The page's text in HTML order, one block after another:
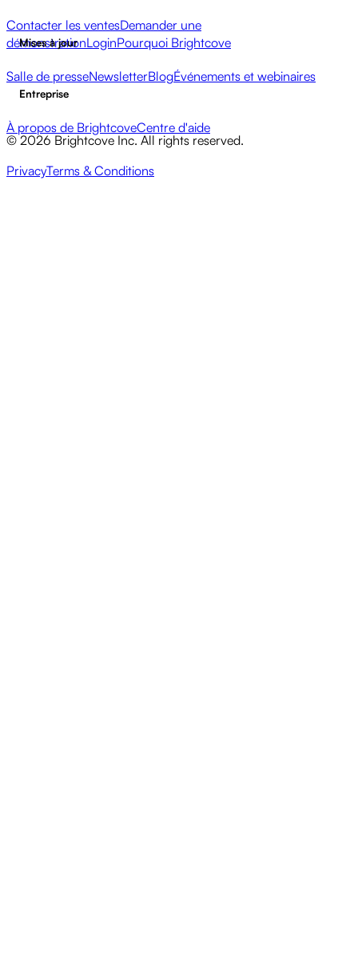
Contacter les ventesDemander une
démonstrationLoginPourquoi Brightcove
Mises à jour
Salle de presseNewsletterBlogÉvénements et webinaires
Entreprise
À propos de BrightcoveCentre d'aide
© 2026 Brightcove Inc. All rights reserved.
PrivacyTerms & Conditions